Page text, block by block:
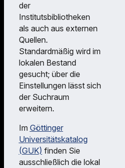
der
Institutsbibliotheken
als auch aus externen
Quellen.
Standardmäßig wird im
lokalen Bestand
gesucht; über die
Einstellungen lässt sich
der Suchraum
erweitern.
Im Göttinger
Universitätskatalog
(GUK) finden Sie
ausschließlich die lokal